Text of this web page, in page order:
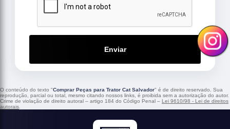
Enviar
O conteúdo do texto "Comprar Peças para Trator Cat Salvador" é de direito reservado. Sua
reprodução, parcial ou total, mesmo citando nossos links, é proibida sem a autorização do autor.
Crime de violação de direito autoral – artigo 184 do Código Penal – Lei 9610/98 - Lei de direitos
autorais.